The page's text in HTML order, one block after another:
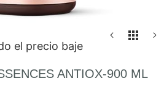
el precio baje
ANTIOX-900 ML